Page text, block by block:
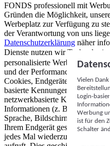
FONDS professionell mit
Gründen die Möglichkeit,
Werbeplatz zur Verfügung zu
der Verantwortung von uns
Datenschutzerklärung näher
Dienste nutzen wir
personalisierte Werbung und
und der Performance von
Cookies, Endgeräte- oder
basierte Kennungen, zufällig
netzwerkbasierte Kennungen)
Informationen (z. B.
Sprache, Bildschirmgröße,
Ihrem Endgerät gespeichert
jedes Mal wiederzuerkennen,
Vielen
Login-
Werbung
ist für den
Schalter